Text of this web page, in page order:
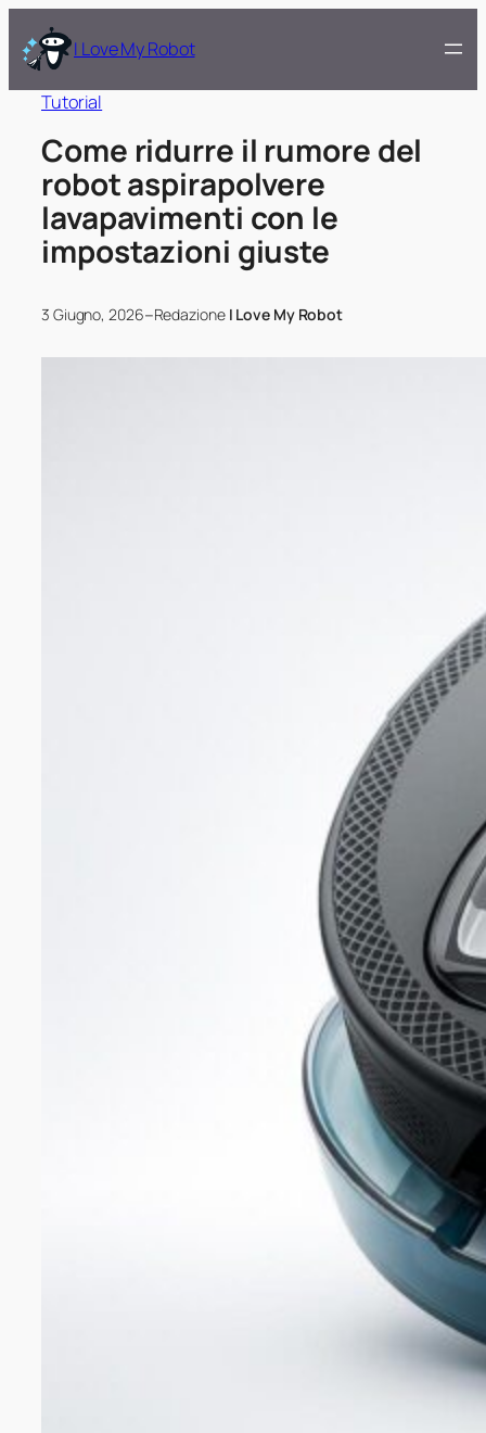
I Love My Robot
Tutorial
Come ridurre il rumore del
robot aspirapolvere
lavapavimenti con le
impostazioni giuste
3 Giugno, 2026–Redazione I Love My Robot